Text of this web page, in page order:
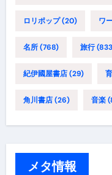
ロリポップ(20) ワ
名所(768) 旅行
紀伊國屋書店(29)
角川書店(26) 音楽
メタ情報